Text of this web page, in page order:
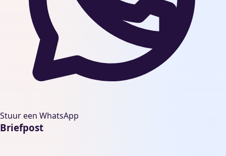
Stuur een WhatsApp
Briefpost